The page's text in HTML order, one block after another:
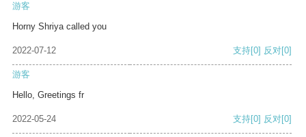
游客
Horny Shriya called you
2022-07-12 支持[0] 反对[0]
游客
Hello, Greetings fr
2022-05-24 支持[0] 反对[0]